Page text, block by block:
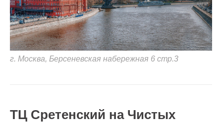
г. Москва, Берсеневская набережная 6 стр.3
ТЦ Сретенский на Чистых